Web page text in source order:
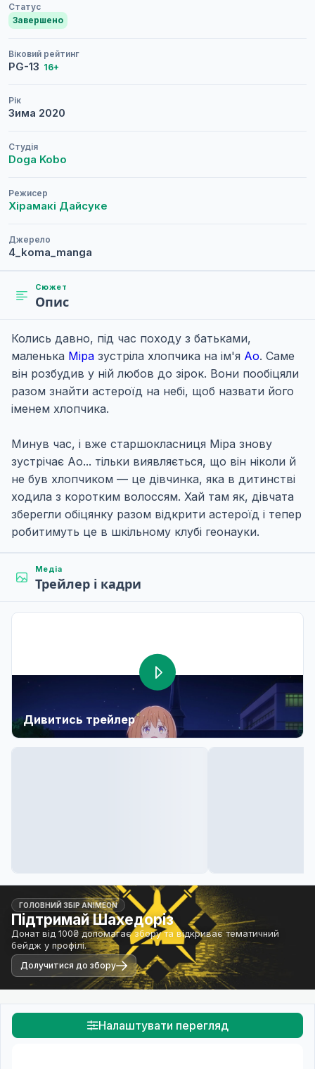
Статус
Завершено
Віковий рейтинг
PG-13 16+
Рік
Зима 2020
Студія
Doga Kobo
Режисер
Хірамакі Дайсуке
Джерело
4_koma_manga
Сюжет
Опис
Колись давно, під час походу з батьками,
маленька Міра зустріла хлопчика на ім'я Ао. Саме
він розбудив у ній любов до зірок. Вони пообіцяли
разом знайти астероїд на небі, щоб назвати його
іменем хлопчика.
Минув час, і вже старшокласниця Міра знову
зустрічає Ао... тільки виявляється, що він ніколи й
не був хлопчиком — це дівчинка, яка в дитинстві
ходила з коротким волоссям. Хай там як, дівчата
зберегли обіцянку разом відкрити астероїд і тепер
робитимуть це в шкільному клубі геонауки.
Медіа
Трейлер і кадри
Дивитись трейлер
ГОЛОВНИЙ ЗБІР ANIMEON
Підтримай Шахедоріз
Донат від 100₴ допомагає збору та відкриває тематичний
бейдж у профілі.
Долучитися до збору
Налаштувати перегляд